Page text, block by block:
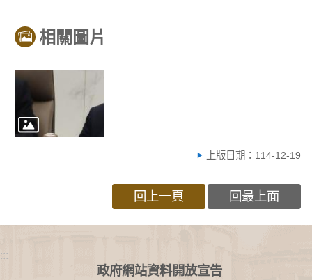
相關圖片
上版日期：114-12-19
回上一頁 回最上面
:::
政府網站資料開放宣告